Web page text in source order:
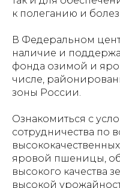
к полеганию и
В Федеральном
наличие и
фонда озимой и
числе,
зоны России.
Ознакомиться с
сотрудничества по
яровой пшеницы,
высокого качества
высокой